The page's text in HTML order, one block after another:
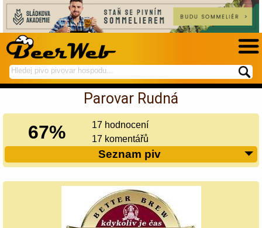
hledej
na
spustí
hledání
Parovar Rudná
67%
17 hodnocení
17 komentářů
Seznam piv